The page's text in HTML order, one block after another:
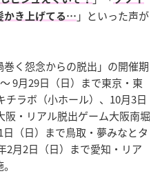
かき上げてる… 」といった声が
く怨念からの脱出」の開催期
9月29日（日）まで東京・東
チラボ（小ホール）、10月3日
阪・リアル脱出ゲーム大阪南堀
（日）まで鳥取・夢みなとタ
2月2日（日）まで愛知・リア